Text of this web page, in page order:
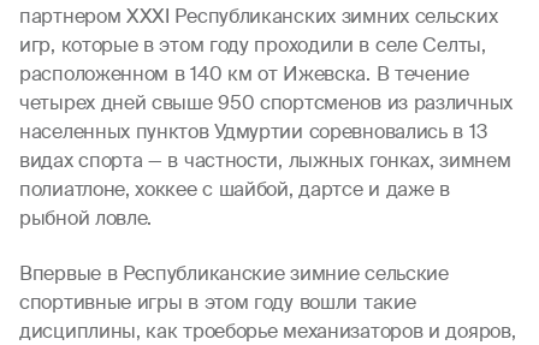
партнером XXXI Республиканских зимних сельских
игр, которые в этом году проходили в селе Селты,
расположенном в 140 км от Ижевска. В течение
четырех дней свыше 950 спортсменов из различных
населенных пунктов Удмуртии соревновались в 13
видах спорта — в частности, лыжных гонках, зимнем
полиатлоне, хоккее с шайбой, дартсе и даже в
рыбной ловле.
Впервые в Республиканские зимние сельские
спортивные игры в этом году вошли такие
дисциплины, как троеборье механизаторов и дояров,